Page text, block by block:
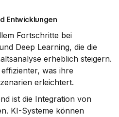
Entwicklungen
Fortschritte bei
Deep Learning, die die
erheblich steigern.
was ihre
erleichtert.
ist die Integration von
KI-Systeme können